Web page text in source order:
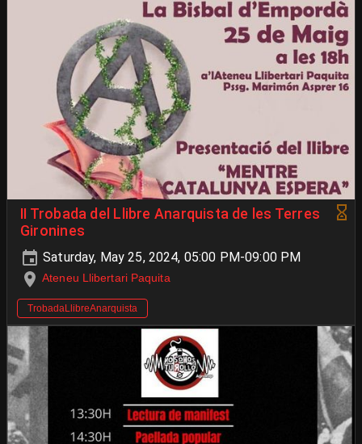
II Trobada del Llibre Anarquista de les Terres
Gironines
Saturday, May 25, 2024, 05:00 PM-09:00 PM
Ateneu Llibertari Paquita
TrobadaLlibreAnarquista